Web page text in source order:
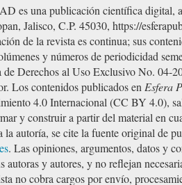
una publicación científica digital,
Jalisco, C.P. 45030, https://
de la revista es continua; sus
y números de periodicidad
Derechos al Uso Exclusivo No. 04-
Los contenidos publicados en Esfera
4.0 Internacional (CC BY 4.0),
y construir a partir del material en
autoría, se cite la fuente original de
. Las opiniones, argumentos, datos y
autoras y autores, y no reflejan
no cobra cargos por envío,